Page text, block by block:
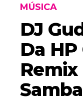
SBT - SISTEMA
MÚSICA
DJ
Da
Remix